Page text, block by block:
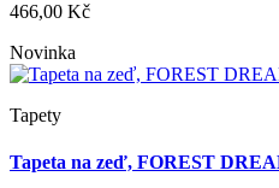
466,00 Kč
Novinka
Tapety
Tapeta na zeď, FOREST